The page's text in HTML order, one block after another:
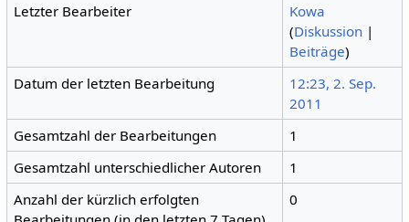
Letzter Bearbeiter
Kowa
(Diskussion |
Beiträge)
Datum der letzten Bearbeitung
12:23, 2. Sep.
2011
Gesamtzahl der Bearbeitungen
1
Gesamtzahl unterschiedlicher Autoren
1
Anzahl der kürzlich erfolgten
0